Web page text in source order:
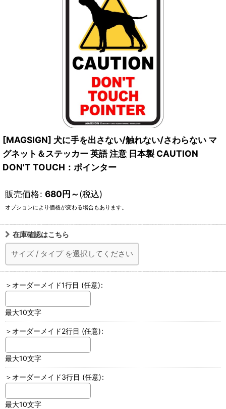
[MAGSIGN] 犬に手を出さない/触れない/さわらない マ
グネット＆ステッカー 英語 注意 日本製 CAUTION
DON'T TOUCH：ポインター
販売価格: 680円～(税込)
オプションにより価格が変わる場合もあります。
在庫確認はこちら
サイズ / タイプ を選択してください
＞オーダーメイド1行目 (任意):
最大10文字
＞オーダーメイド2行目 (任意):
最大10文字
＞オーダーメイド3行目 (任意):
最大10文字